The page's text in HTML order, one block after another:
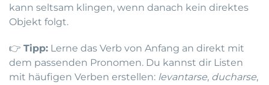
kann seltsam klingen, wenn danach kein direktes
Objekt folgt.
👉 Tipp: Lerne das Verb von Anfang an direkt mit
dem passenden Pronomen. Du kannst dir Listen
mit häufigen Verben erstellen: levantarse, ducharse,